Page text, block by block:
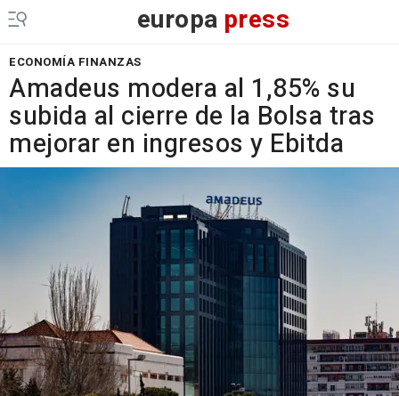
europa press
ECONOMÍA FINANZAS
Amadeus modera al 1,85% su
subida al cierre de la Bolsa tras
mejorar en ingresos y Ebitda